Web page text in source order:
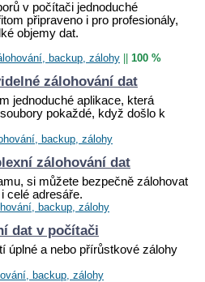
v počítači jednoduché
připraveno i pro profesionály,
objemy dat.
backup, zálohy 100 %
zálohování dat
jednoduché aplikace, která
pokaždé, když došlo k
backup, zálohy
zálohování dat
si můžete bezpečně zálohovat
celé adresáře.
backup, zálohy
dat v počítači
úplné a nebo přírůstkové zálohy
backup, zálohy